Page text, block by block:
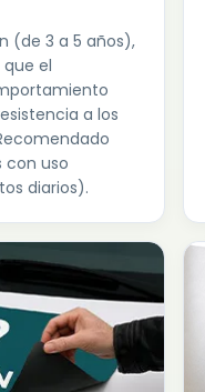
(de 3 a 5 años),
el
a los
con uso
diarios).